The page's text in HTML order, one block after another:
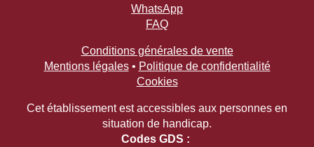
WhatsApp
FAQ
Conditions générales de vente
Mentions légales• Politique de confidentialité
Cookies
Cet établissement est accessibles aux personnes en
situation de handicap.
Codes GDS :